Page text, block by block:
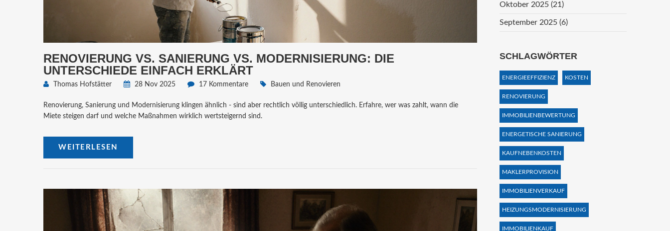
RENOVIERUNG VS. SANIERUNG VS. MODERNISIERUNG: DIE
UNTERSCHIEDE EINFACH ERKLÄRT
Thomas Hofstätter 28 Nov 2025 17 Kommentare Bauen und Renovieren
Renovierung, Sanierung und Modernisierung klingen ähnlich - sind aber rechtlich völlig unterschiedlich. Erfahre, wer was zahlt, wann die
Miete steigen darf und welche Maßnahmen wirklich wertsteigernd sind.
WEITERLESEN
Oktober 2025 (21)
September 2025 (6)
SCHLAGWÖRTER
ENERGIEEFFIZIENZ KOSTEN
RENOVIERUNG
IMMOBILIENBEWERTUNG
ENERGETISCHE SANIERUNG
KAUFNEBENKOSTEN
MAKLERPROVISION
IMMOBILIENVERKAUF
HEIZUNGSMODERNISIERUNG
IMMOBILIENKAUF